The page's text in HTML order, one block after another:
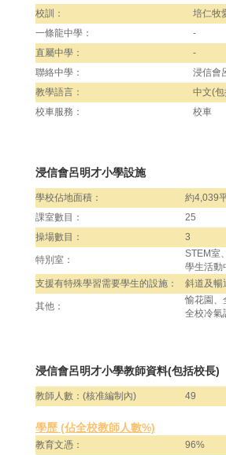
校訓：
培仁牧
一條龍中學：
-
直屬中學：
-
聯絡中學：
浸信會
教學語言：
中文(
校車服務：
校車
浸信會呂明才小學設施
學校佔地面積：
約4,039
課室數目：
25
操場數目：
3
特別室：
STEM室
學生活動
支援有特殊學習需要學生的設施：
斜道及暢
其他：
愉花園、
全校冷氣
浸信會呂明才小學教師資料(包括校長)
教師人數：(核准編制內) 49
學歷 (佔全校教師人數%)
教育文憑：
96%